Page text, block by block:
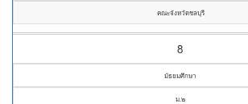
คณะจังหวัดชลบุรี
8
มัธยมศึกษา
ม.๒